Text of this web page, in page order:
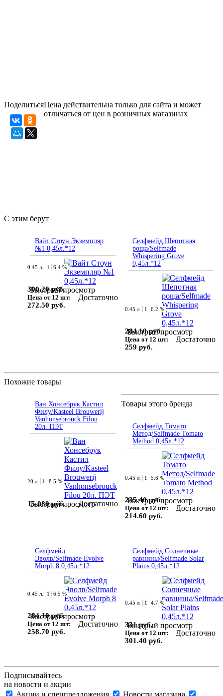
ПоделитьсяЦена действительна только для сайта и может
отличаться от цен в розничных магазинах
С этим берут
Вайт Стоун Экземпляр
№1 0,45л.*12
Быстрый просмотр
0.45 л. 1 6.4 %
300.20 руб.
Цена от 12 шт:
272.50 руб.
Достаточно
Селфмейд Шепотная
роща/Selfmade
Whispering Grove
0,45л.*12
Быстрый просмотр
0.45 л. 1 6.2 %
284.10 руб.
Цена от 12 шт:
259 руб.
Достаточно
Похожие товары
Ван Хонсебрук Кастил
Филу/Kasteel Brouwerij
Vanhonsebrouck Filou
20л. ПЭТ
Быстрый просмотр
20 л. 1 8.5 %
15 080 руб. Достаточно
Товары этого бренда
Селфмейд Томато
Метод/Selfmade Tomato
Method 0,45л.*12
Быстрый просмотр
0.45 л. 1 5.6 %
235.40 руб.
Цена от 12 шт:
214.60 руб.
Достаточно
Селфмейд
Эволв/Selfmade Evolve
Morph 8 0,45л.*12
Быстрый просмотр
0.45 л. 1 6.5 %
284.10 руб.
Цена от 12 шт:
258.70 руб.
Достаточно
Селфмейд Солнечные
равнины/Selfmade Solar
Plains 0,45л.*12
Быстрый просмотр
0.45 л. 1 4.7 %
331 руб.
Цена от 12 шт:
301.40 руб.
Достаточно
Подписывайтесь
на новости и акции